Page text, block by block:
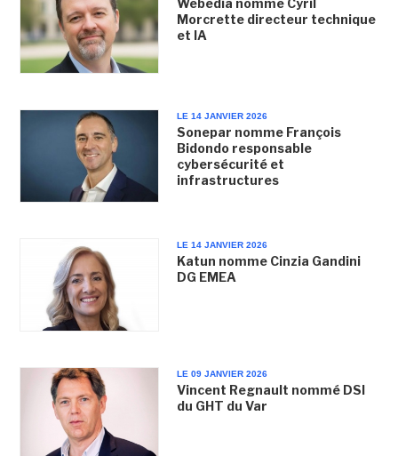
Morcrette directeur technique
et IA
LE 14 JANVIER 2026
Sonepar nomme François
Bidondo responsable
cybersécurité et
infrastructures
LE 14 JANVIER 2026
Katun nomme Cinzia Gandini
DG EMEA
LE 09 JANVIER 2026
Vincent Regnault nommé DSI
du GHT du Var